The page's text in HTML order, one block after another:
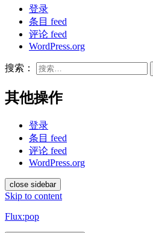
登录
条目 feed
评论 feed
WordPress.org
搜索：
其他操作
登录
条目 feed
评论 feed
WordPress.org
close sidebar
Skip to content
Flux:pop